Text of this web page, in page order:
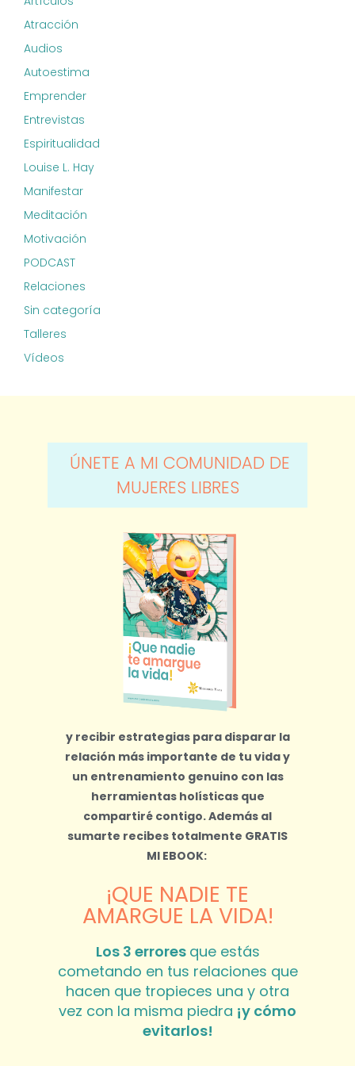
Atracción
Audios
Autoestima
Emprender
Entrevistas
Espiritualidad
Louise L. Hay
Manifestar
Meditación
Motivación
PODCAST
Relaciones
Sin categoría
Talleres
Vídeos
ÚNETE A MI COMUNIDAD DE
MUJERES LIBRES
y recibir estrategias para disparar la
relación más importante de tu vida y
un entrenamiento genuino con las
herramientas holísticas que
compartiré contigo.Además al
sumarte recibes totalmente GRATIS
MI EBOOK:
¡QUE NADIE TE
AMARGUE LA VIDA!
Los 3 errores que estás
cometando en tus relaciones que
hacen que tropieces una y otra
vez con la misma piedra ¡y cómo
evitarlos!